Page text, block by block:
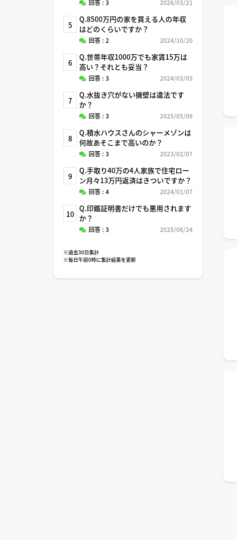
回答 : 3 2026/03/21
5
Q.8500万円の家を買える人の年収
はどのくらいですか？
回答 : 2 2024/10/20
6
Q.世帯年収1000万でも家賃15万は
高い？それとも妥当？
回答 : 3 2024/03/05
7
Q.水抜き穴がない擁壁は違法です
か？
回答 : 3 2025/05/09
8
Q.積水ハウスさんのシャーメゾンは
何故あそこまで高いのか？
回答 : 3 2023/02/07
9
Q.手取り40万の4人家族で住宅ロー
ン月々13万円返済はきついですか？
回答 : 4 2024/01/07
10
Q.印鑑証明書だけでも悪用されます
か？
回答 : 3 2025/06/24
※過去30日集計
※毎日午前0時に集計結果を更新